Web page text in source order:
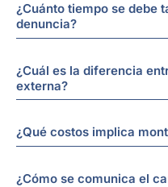
¿Cuánto tiempo se debe
denuncia?
¿Cuál es la diferencia
externa?
¿Qué costos implica
¿Cómo se comunica el